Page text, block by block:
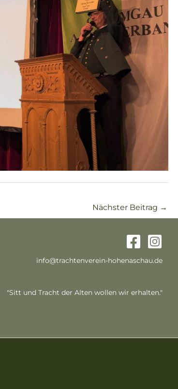
Nächster Beitrag →
info@trachtenverein-hohenaschau.de
"Sitt und Tracht der Alten wollen wir erhalten."